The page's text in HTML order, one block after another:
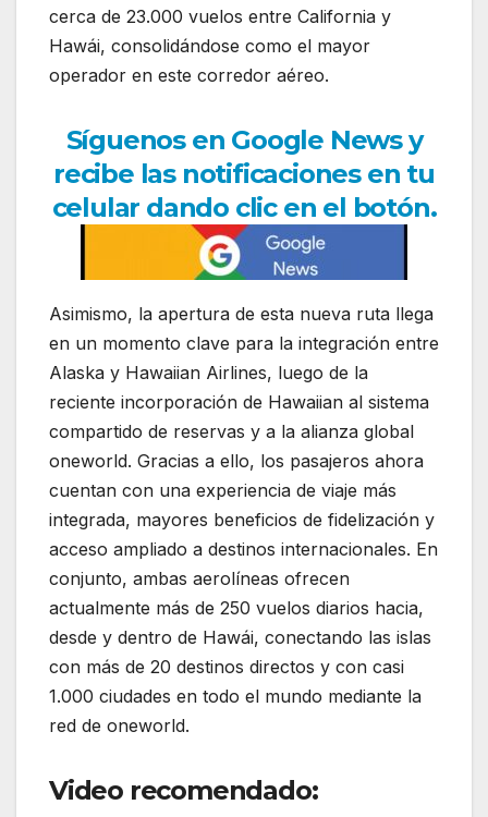
cerca de 23.000 vuelos entre California y
Hawái, consolidándose como el mayor
operador en este corredor aéreo.
Síguenos en Google News y
recibe las notificaciones en tu
celular dando clic en el botón.
Asimismo, la apertura de esta nueva ruta llega
en un momento clave para la integración entre
Alaska y Hawaiian Airlines, luego de la
reciente incorporación de Hawaiian al sistema
compartido de reservas y a la alianza global
oneworld. Gracias a ello, los pasajeros ahora
cuentan con una experiencia de viaje más
integrada, mayores beneficios de fidelización y
acceso ampliado a destinos internacionales. En
conjunto, ambas aerolíneas ofrecen
actualmente más de 250 vuelos diarios hacia,
desde y dentro de Hawái, conectando las islas
con más de 20 destinos directos y con casi
1.000 ciudades en todo el mundo mediante la
red de oneworld.
Video recomendado: